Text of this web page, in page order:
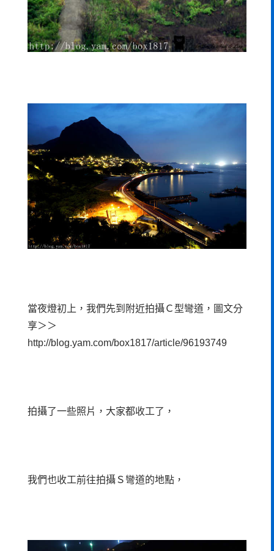
當夜燈初上，我們先到附近拍攝Ｃ型彎道，圖文分
享＞＞
http://blog.yam.com/box1817/article/96193749
拍攝了一些照片，大家都收工了，
我們也收工前往拍攝Ｓ彎道的地點，